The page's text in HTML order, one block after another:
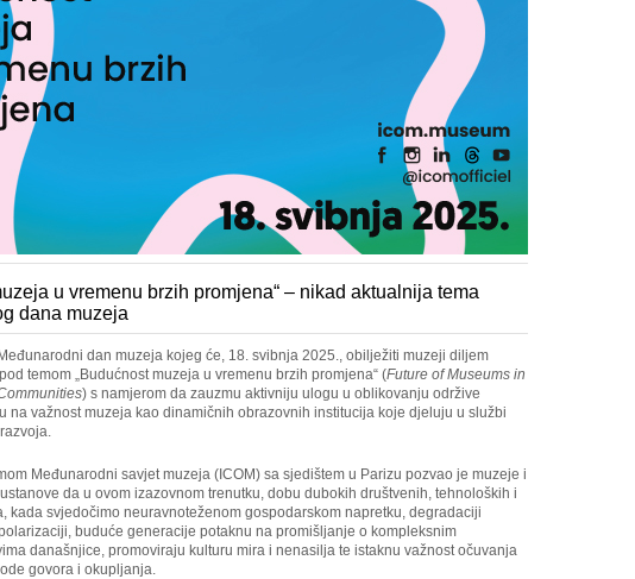
u vremenu brzih promjena“ – nikad aktualnija tema
dana muzeja
dan muzeja kojeg će, 18. svibnja 2025., obilježiti muzeji diljem
temom „Budućnost muzeja u vremenu brzih promjena“ (Future of Museums in
) s namjerom da zauzmu aktivniju ulogu u oblikovanju održive
na važnost muzeja kao dinamičnih obrazovnih institucija koje djeluju u službi
Međunarodni savjet muzeja (ICOM) sa sjedištem u Parizu pozvao je muzeje i
da u ovom izazovnom trenutku, dobu dubokih društvenih, tehnoloških i
kada svjedočimo neuravnoteženom gospodarskom napretku, degradaciji
buduće generacije potaknu na promišljanje o kompleksnim
današnjice, promoviraju kulturu mira i nenasilja te istaknu važnost očuvanja
govora i okupljanja.